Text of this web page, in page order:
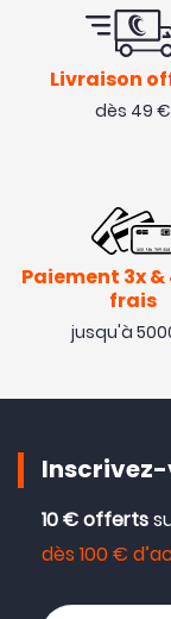
Livraison
dès 49 €
Paiement 3x
frais
jusqu'à
10 € offerts
dès 100 €